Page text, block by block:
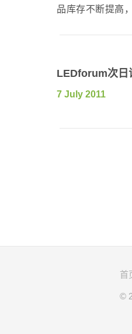
品库存不断提高
LEDforum次日
7 July 2011
首
©